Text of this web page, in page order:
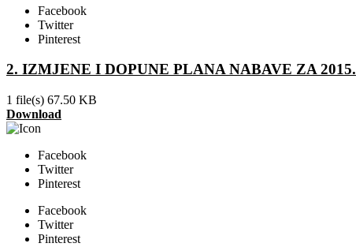
Facebook
Twitter
Pinterest
2. IZMJENE I DOPUNE PLANA NABAVE ZA 2015.
1 file(s) 67.50 KB
Download
Facebook
Twitter
Pinterest
Facebook
Twitter
Pinterest